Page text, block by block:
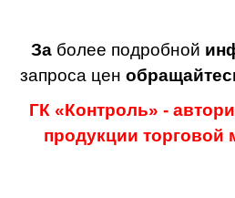
За более подробной
запроса цен
ГК «Контроль» -
продукции торговой